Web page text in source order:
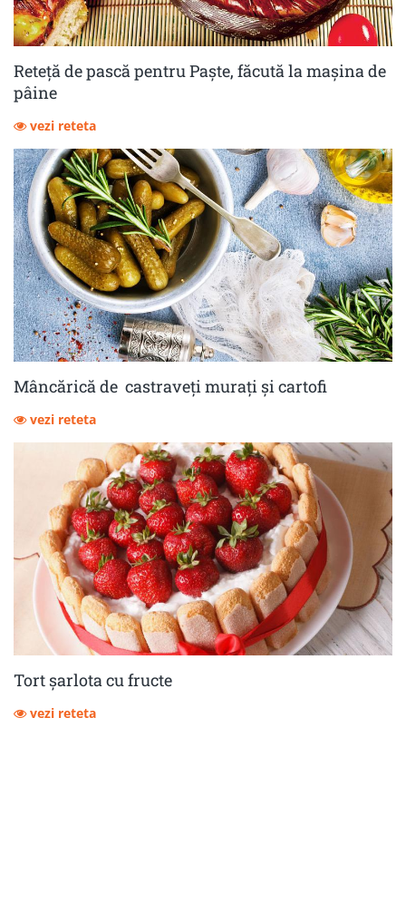
Reteță de pască pentru Paște, făcută la mașina de
pâine
vezi reteta
Mâncărică de castraveţi muraţi şi cartofi
vezi reteta
Tort șarlota cu fructe
vezi reteta